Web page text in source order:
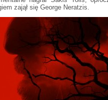
zajął się George Neratzis.